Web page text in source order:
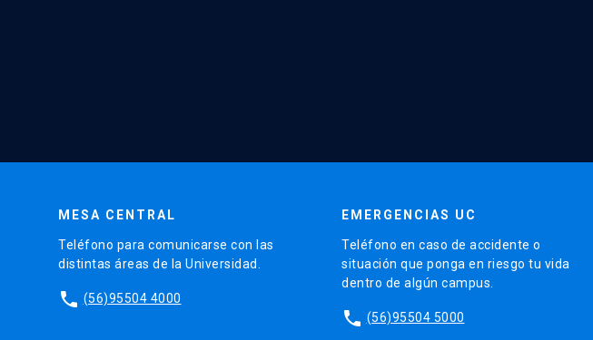
MESA CENTRAL
Teléfono para comunicarse con las
distintas áreas de la Universidad.
phone (56)95504 4000
EMERGENCIAS UC
Teléfono en caso de accidente o
situación que ponga en riesgo tu vida
dentro de algún campus.
phone (56)95504 5000